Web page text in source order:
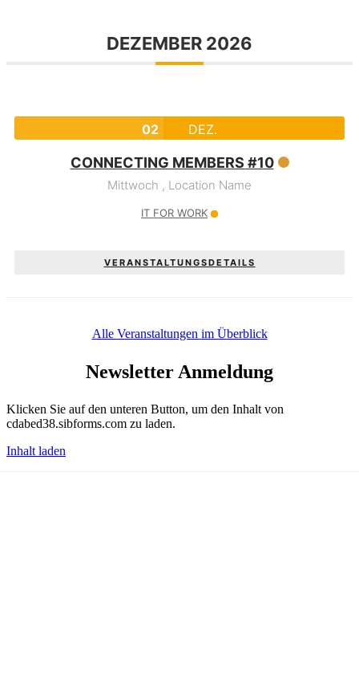
DEZEMBER 2026
02 DEZ.
CONNECTING MEMBERS #10
Mittwoch , Location Name
IT FOR WORK
VERANSTALTUNGSDETAILS
Alle Veranstaltungen im Überblick
Newsletter Anmeldung
Klicken Sie auf den unteren Button, um den Inhalt von
cdabed38.sibforms.com zu laden.
Inhalt laden